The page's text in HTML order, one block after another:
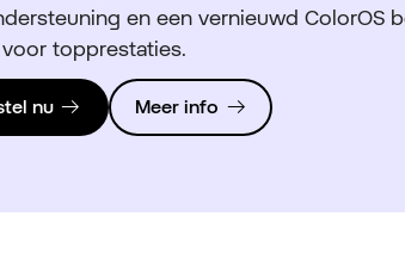
en een vernieuwd ColorOS
topprestaties.
nu Meer info